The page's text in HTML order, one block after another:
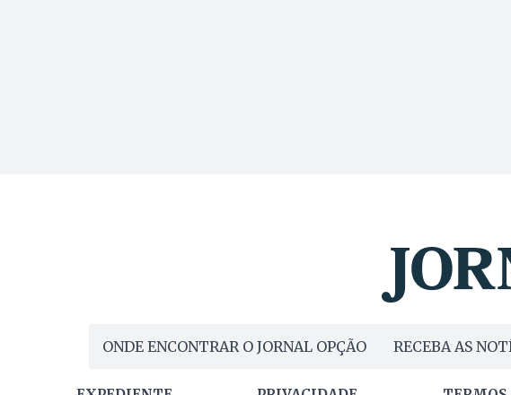
ONDE ENCONTRAR O JORNAL OPÇÃO RECEBA AS